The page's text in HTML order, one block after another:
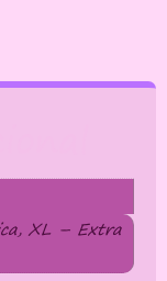
XL – Extra